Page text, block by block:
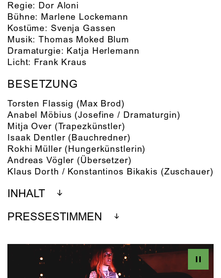
Regie: Dor Aloni
Bühne: Marlene Lockemann
Kostüme: Svenja Gassen
Musik:Thomas Moked Blum
Dramaturgie: Katja Herlemann
Licht: Frank Kraus
BESETZUNG
Torsten Flassig (Max Brod)
Anabel Möbius (Josefine / Dramaturgin)
Mitja Over (Trapezkünstler)
Isaak Dentler (Bauchredner)
Rokhi Müller (Hungerkünstlerin)
Andreas Vögler (Übersetzer)
Klaus Dorth / Konstantinos Bikakis (Zuschauer)
INHALT
PRESSESTIMMEN